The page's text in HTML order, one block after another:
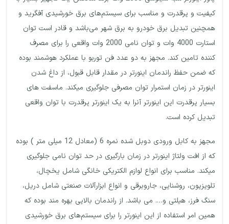
کیفیت و پرقدرت و مناسب برای سیستم‌های برق خورشیدی آفگرید و
همچنین تبدیل برق خودرو به برق شهر می‌باشد و قادر است توان
استارت 4000 وات و توان نامی 2000 وات واقعی را برای مصرف
کننده تامین کند. مجهز به دو عدد فن توربو با عملکرد هوشمند بوده
که ضمن حفظ راندمان اینورتر در مقدار قابل قبول، از داغ شدن
اینورتر در زمان استمرار توان مصرفی جلوگیری میکند. ماسفت های
بسیار پرقدرت این اینورتر آنرا به یک اینورتر پرقدرت با توان واقعی
تبدیل کرده است.
مجهز به کابل ورودی دوبل شده نمره 6 (معادل 12 میلی متر ) بوده
که از افت ولتاژ اینورتر در زمان بارگیری در حد توان نامی جلوگیری
میکند. مناسب برای انواع لوازم الکتریکی خانگی شامل یخچال،
تلویزیون، روشنایی، جاروبرقی و انواع ابزارآلات صنعتی شامل دریل،
سنگ فرز، هیلتی و…. می باشد. از راندمان بالایی بهره مند بوده که
همین امر استفاده از این اینورتر را برای سیستم‌های برق خورشیدی